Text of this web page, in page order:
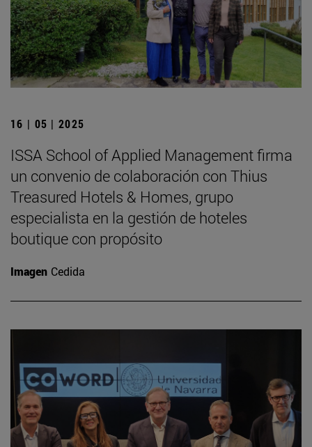
16 | 05 | 2025
ISSA School of Applied Management firma
un convenio de colaboración con Thius
Treasured Hotels & Homes, grupo
especialista en la gestión de hoteles
boutique con propósito
Imagen Cedida